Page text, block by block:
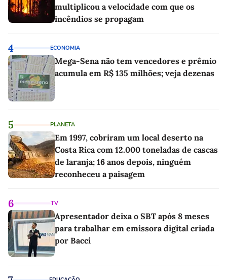
multiplicou a velocidade com que os
incêndios se propagam
4 ECONOMIA
Mega-Sena não tem vencedores e prêmio
acumula em R$ 135 milhões; veja dezenas
5 PLANETA
Em 1997, cobriram um local deserto na
Costa Rica com 12.000 toneladas de cascas
de laranja; 16 anos depois, ninguém
reconheceu a paisagem
6 TV
Apresentador deixa o SBT após 8 meses
para trabalhar em emissora digital criada
por Bacci